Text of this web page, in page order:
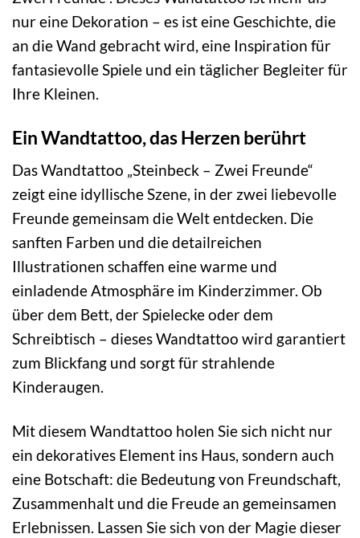
nur eine Dekoration – es ist eine Geschichte, die
an die Wand gebracht wird, eine Inspiration für
fantasievolle Spiele und ein täglicher Begleiter für
Ihre Kleinen.
Ein Wandtattoo, das Herzen berührt
Das Wandtattoo „Steinbeck – Zwei Freunde“
zeigt eine idyllische Szene, in der zwei liebevolle
Freunde gemeinsam die Welt entdecken. Die
sanften Farben und die detailreichen
Illustrationen schaffen eine warme und
einladende Atmosphäre im Kinderzimmer. Ob
über dem Bett, der Spielecke oder dem
Schreibtisch – dieses Wandtattoo wird garantiert
zum Blickfang und sorgt für strahlende
Kinderaugen.
Mit diesem Wandtattoo holen Sie sich nicht nur
ein dekoratives Element ins Haus, sondern auch
eine Botschaft: die Bedeutung von Freundschaft,
Zusammenhalt und die Freude an gemeinsamen
Erlebnissen. Lassen Sie sich von der Magie dieser